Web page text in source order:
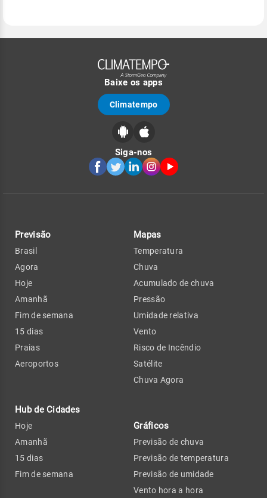
Baixe os apps
Climatempo
Siga-nos
Previsão
Brasil
Agora
Hoje
Amanhã
Fim de semana
15 dias
Praias
Aeroportos
Hub de Cidades
Hoje
Amanhã
15 dias
Fim de semana
Mapas
Temperatura
Chuva
Acumulado de chuva
Pressão
Umidade relativa
Vento
Risco de Incêndio
Satélite
Chuva Agora
Gráficos
Previsão de chuva
Previsão de temperatura
Previsão de umidade
Vento hora a hora